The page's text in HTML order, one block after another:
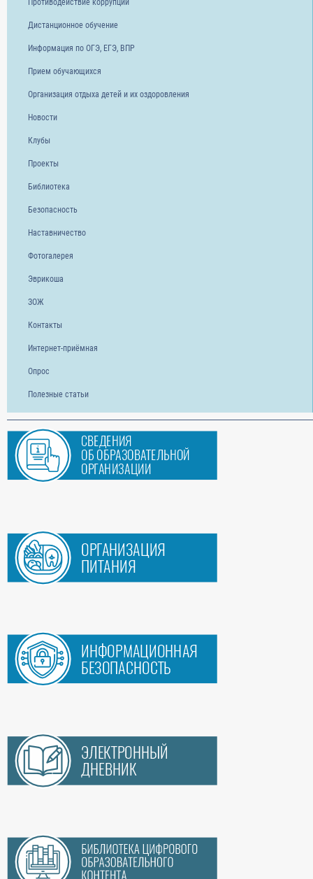
Противодействие коррупции
Дистанционное обучение
Информация по ОГЭ, ЕГЭ, ВПР
Прием обучающихся
Организация отдыха детей и их оздоровления
Новости
Клубы
Проекты
Библиотека
Безопасность
Наставничество
Фотогалерея
Эврикоша
ЗОЖ
Контакты
Интернет-приёмная
Опрос
Полезные статьи